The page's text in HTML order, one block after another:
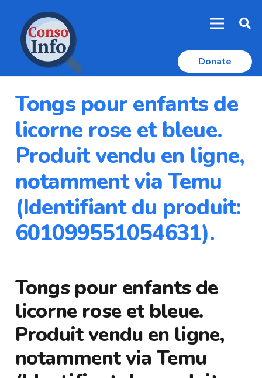
Donate
Tongs pour enfants de
licorne rose et bleue.
Produit vendu en ligne,
notamment via Temu
(Identifiant du produit:
601099551054631).
Tongs pour enfants de
licorne rose et bleue.
Produit vendu en ligne,
notamment via Temu